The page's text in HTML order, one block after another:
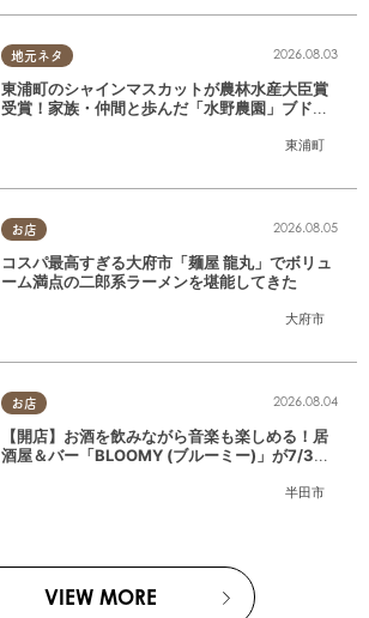
地元ネタ
東浦町
2026.08.03
東浦町のシャインマスカットが農林水産大臣賞
受賞！家族・仲間と歩んだ「水野農園」ブドウ
お店
大府市
2026.08.05
コスパ最高すぎる大府市「麺屋 龍丸」でボリュ
ーム満点の二郎系ラーメンを堪能してきた
お店
半田市
2026.08.04
【開店】お酒を飲みながら音楽も楽しめる！居
酒屋＆バー「BLOOMY (ブルーミー)」が7/3
VIEW MORE